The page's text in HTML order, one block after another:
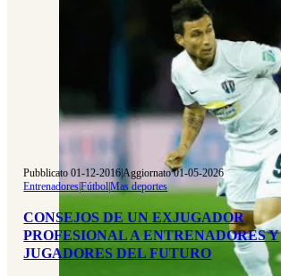
Pubblicato 01-12-2016|Aggiornato 01-05-2026
Entrenadores|Fútbol|Mas deportes
CONSEJOS DE UN EXJUGADOR
PROFESIONAL A ENTRENADORES Y
JUGADORES DEL FUTURO